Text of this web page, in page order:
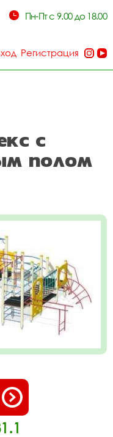
Пн-Пт с 9.00 до 18.00
Регистрация
с
полом